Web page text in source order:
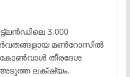
3,000
മൺറോസിൽ
തീരദേശ
അടുത്ത ലക്‌ഷ്യം.